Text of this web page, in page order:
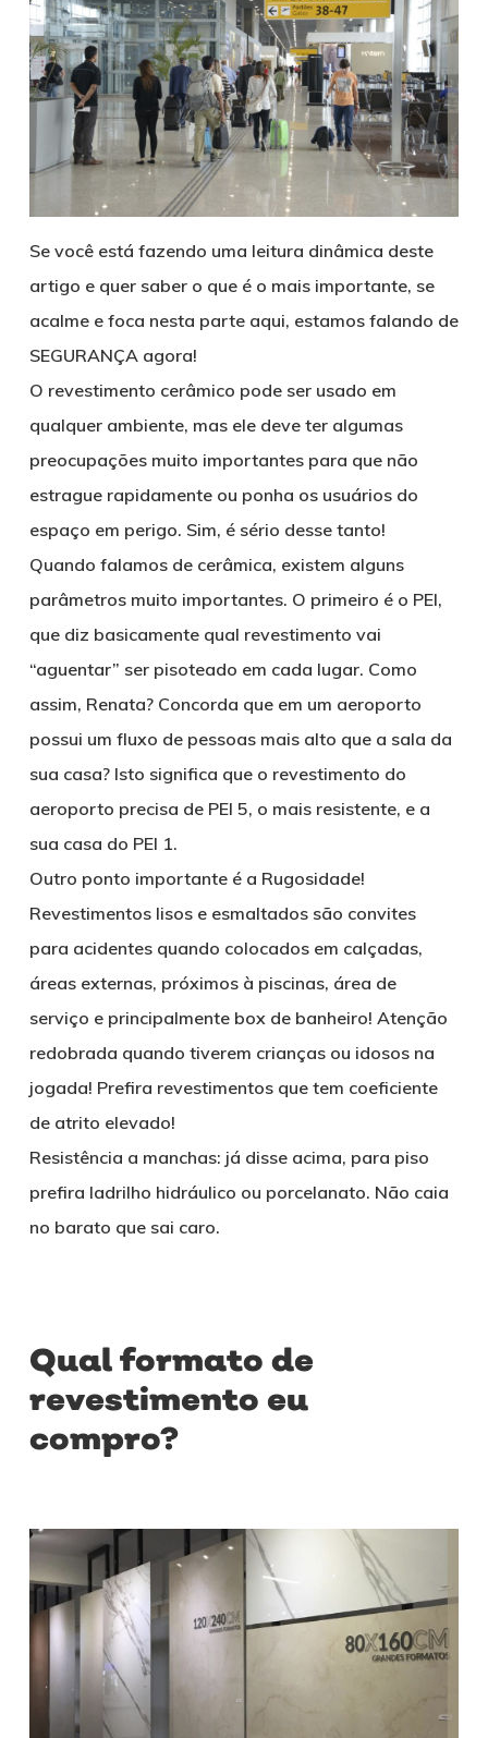
Se você está fazendo uma leitura dinâmica deste
artigo e quer saber o que é o mais importante, se
acalme e foca nesta parte aqui, estamos falando de
SEGURANÇA agora!
O revestimento cerâmico pode ser usado em
qualquer ambiente, mas ele deve ter algumas
preocupações muito importantes para que não
estrague rapidamente ou ponha os usuários do
espaço em perigo. Sim, é sério desse tanto!
Quando falamos de cerâmica, existem alguns
parâmetros muito importantes. O primeiro é o PEI,
que diz basicamente qual revestimento vai
“aguentar” ser pisoteado em cada lugar. Como
assim, Renata? Concorda que em um aeroporto
possui um fluxo de pessoas mais alto que a sala da
sua casa? Isto significa que o revestimento do
aeroporto precisa de PEI 5, o mais resistente, e a
sua casa do PEI 1.
Outro ponto importante é a Rugosidade!
Revestimentos lisos e esmaltados são convites
para acidentes quando colocados em calçadas,
áreas externas, próximos à piscinas, área de
serviço e principalmente box de banheiro! Atenção
redobrada quando tiverem crianças ou idosos na
jogada! Prefira revestimentos que tem coeficiente
de atrito elevado!
Resistência a manchas: já disse acima, para piso
prefira ladrilho hidráulico ou porcelanato. Não caia
no barato que sai caro.
Qual formato de
revestimento eu
compro?